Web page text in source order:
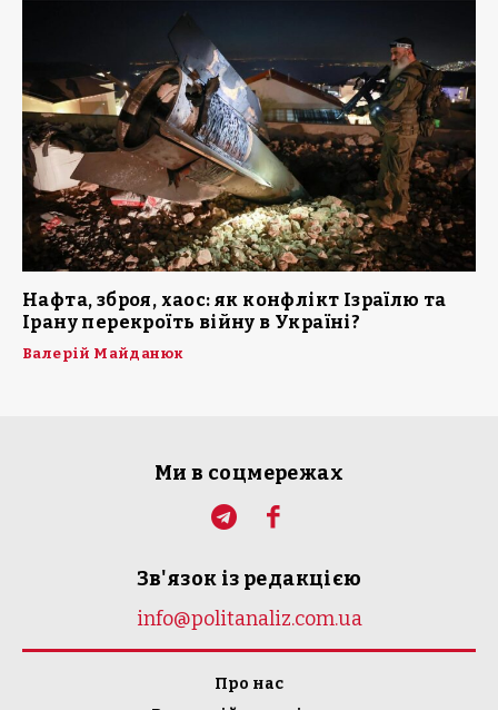
Нафта, зброя, хаос: як конфлікт Ізраїлю та
Ірану перекроїть війну в Україні?
Валерій Майданюк
Ми в соцмережах
Зв'язок із редакцією
info@politanaliz.com.ua
Про нас